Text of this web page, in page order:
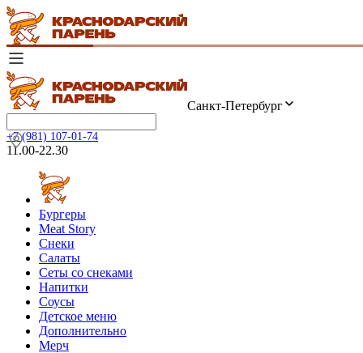
Санкт-Петербург
+7 (981) 107-01-74
11.00-22.30
Бургеры
Meat Story
Снеки
Салаты
Сеты со снеками
Напитки
Соусы
Детское меню
Дополнительно
Мерч